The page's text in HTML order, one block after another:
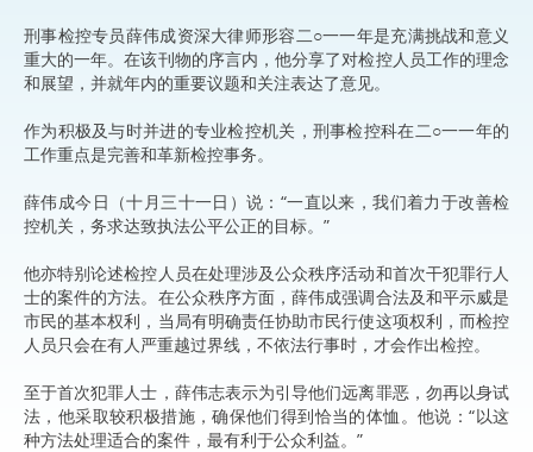
刑事检控专员薛伟成资深大律师形容二○一一年是充满挑战和意义
重大的一年。在该刊物的序言内，他分享了对检控人员工作的理念
和展望，并就年内的重要议题和关注表达了意见。
作为积极及与时并进的专业检控机关，刑事检控科在二○一一年的
工作重点是完善和革新检控事务。
薛伟成今日（十月三十一日）说：“一直以来，我们着力于改善检
控机关，务求达致执法公平公正的目标。”
他亦特别论述检控人员在处理涉及公众秩序活动和首次干犯罪行人
士的案件的方法。在公众秩序方面，薛伟成强调合法及和平示威是
市民的基本权利，当局有明确责任协助市民行使这项权利，而检控
人员只会在有人严重越过界线，不依法行事时，才会作出检控。
至于首次犯罪人士，薛伟志表示为引导他们远离罪恶，勿再以身试
法，他采取较积极措施，确保他们得到恰当的体恤。他说：“以这
种方法处理适合的案件，最有利于公众利益。”